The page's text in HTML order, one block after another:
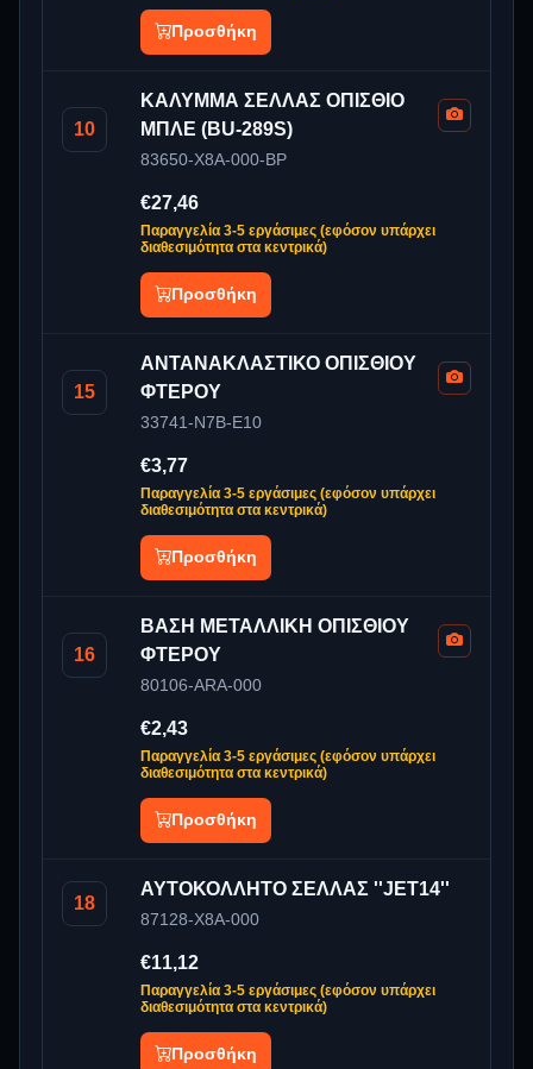
Προσθήκη
10
ΚΑΛΥΜΜΑ ΣΕΛΛΑΣ ΟΠΙΣΘΙΟ
ΜΠΛΕ (BU-289S)
83650-X8A-000-BP
€27,46
Παραγγελία 3-5 εργάσιμες (εφόσον υπάρχει
διαθεσιμότητα στα κεντρικά)
Προσθήκη
15
ΑΝΤΑΝΑΚΛΑΣΤΙΚΟ ΟΠΙΣΘΙΟΥ
ΦΤΕΡΟΥ
33741-N7B-E10
€3,77
Παραγγελία 3-5 εργάσιμες (εφόσον υπάρχει
διαθεσιμότητα στα κεντρικά)
Προσθήκη
16
ΒΑΣΗ ΜΕΤΑΛΛΙΚΗ ΟΠΙΣΘΙΟΥ
ΦΤΕΡΟΥ
80106-ARA-000
€2,43
Παραγγελία 3-5 εργάσιμες (εφόσον υπάρχει
διαθεσιμότητα στα κεντρικά)
Προσθήκη
18
ΑΥΤΟΚΟΛΛΗΤΟ ΣΕΛΛΑΣ ''JET14''
87128-X8A-000
€11,12
Παραγγελία 3-5 εργάσιμες (εφόσον υπάρχει
διαθεσιμότητα στα κεντρικά)
Προσθήκη